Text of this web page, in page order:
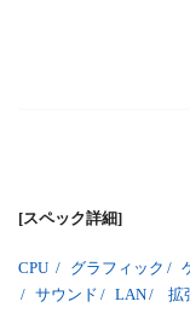
[スペック詳細]
CPU / グラフィック /
/ サウンド / LAN/ 拡